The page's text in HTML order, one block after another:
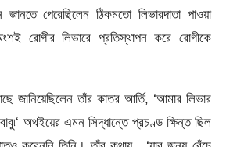
পেরেছিলেন ঠিকমতো লিভারদাতা পাওয়া
রোগীর লিভারে প্রতিস্থাপন করে রোগীকে
জানিয়েছিলেন তাঁর কাতর আর্তি, ‘আমার লিভার
অথইয়ের এমন সিদ্ধান্তে প্রচণ্ড ক্ষিন্ত ছিল